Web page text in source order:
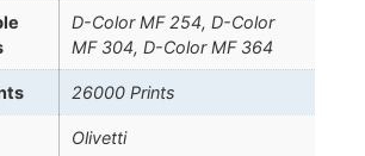
D-Color MF 254, D-Color
MF 304, D-Color MF 364
26000 Prints
Olivetti